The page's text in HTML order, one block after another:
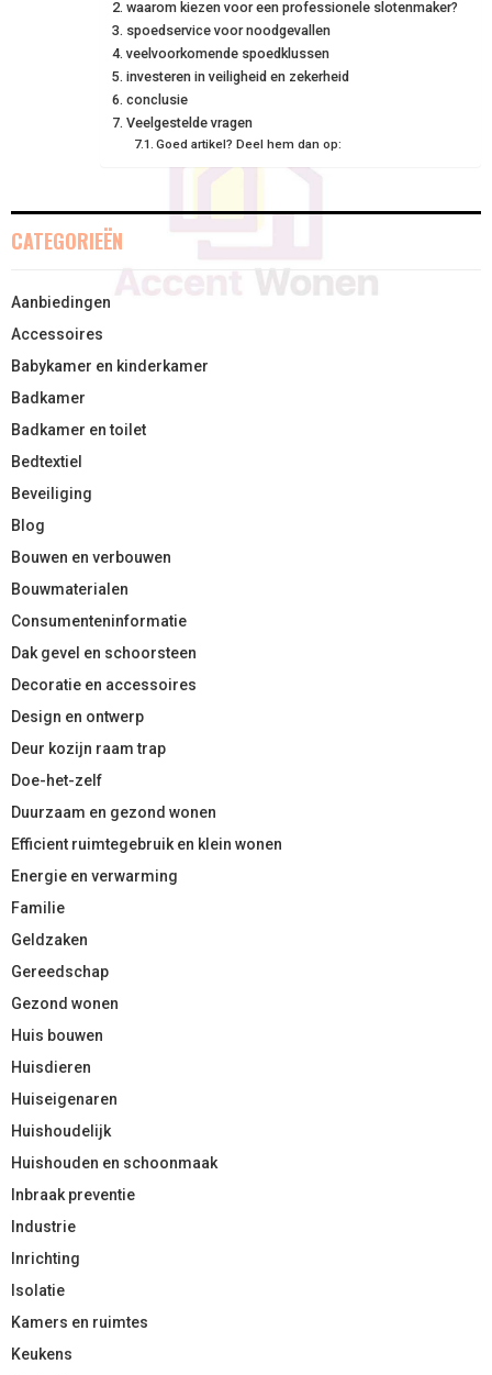
N
O
K
N
E
S
waarom kiezen voor een professionele slotenmaker?
spoedservice voor noodgevallen
veelvoorkomende spoedklussen
investeren in veiligheid en zekerheid
conclusie
Veelgestelde vragen
Goed artikel? Deel hem dan op:
CATEGORIEËN
Aanbiedingen
Accessoires
Babykamer en kinderkamer
Badkamer
Badkamer en toilet
Bedtextiel
Beveiliging
Blog
Bouwen en verbouwen
Bouwmaterialen
Consumenteninformatie
Dak gevel en schoorsteen
Decoratie en accessoires
Design en ontwerp
Deur kozijn raam trap
Doe-het-zelf
Duurzaam en gezond wonen
Efficient ruimtegebruik en klein wonen
Energie en verwarming
Familie
Geldzaken
Gereedschap
Gezond wonen
Huis bouwen
Huisdieren
Huiseigenaren
Huishoudelijk
Huishouden en schoonmaak
Inbraak preventie
Industrie
Inrichting
Isolatie
Kamers en ruimtes
Keukens